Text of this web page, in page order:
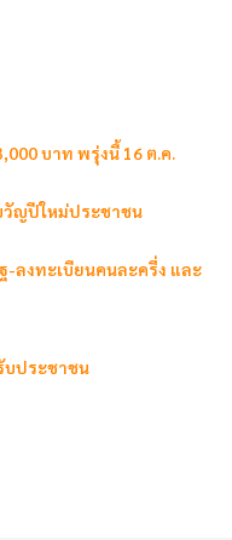
บาท พรุ่งนี้ 16 ต.ค.
วัญปีใหม่ประชาชน
-ลงทะเบียนคนละครึ่ง และ
บประชาชน